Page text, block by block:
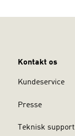
Kontakt os
Kundeservice
Presse
Teknisk support